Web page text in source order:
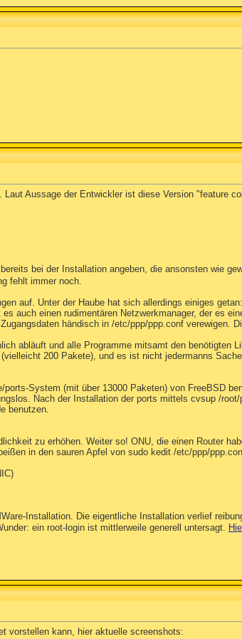
Aussage der Entwickler ist diese Version "feature
bei der Installation angeben, die ansonsten wie
fehlt immer noch.
auf. Unter der Haube hat sich allerdings einiges
auch einen rudimentären Netzwerkmanager, der es
händisch in /etc/ppp/ppp.conf verewigen.
abläuft und alle Programme mitsamt den benötigten
200 Pakete), und es ist nicht jedermanns
System (mit über 13000 Paketen) von FreeBSD
Nach der Installation der ports mittels cvsup /
benutzen.
zu erhöhen. Weiter so! ONU, die einen Router
in den sauren Apfel von sudo kedit /etc/ppp/
Installation. Die eigentliche Installation verlief
ein root-login ist mittlerweile generell untersagt.
vorstellen kann, hier aktuelle screenshots: